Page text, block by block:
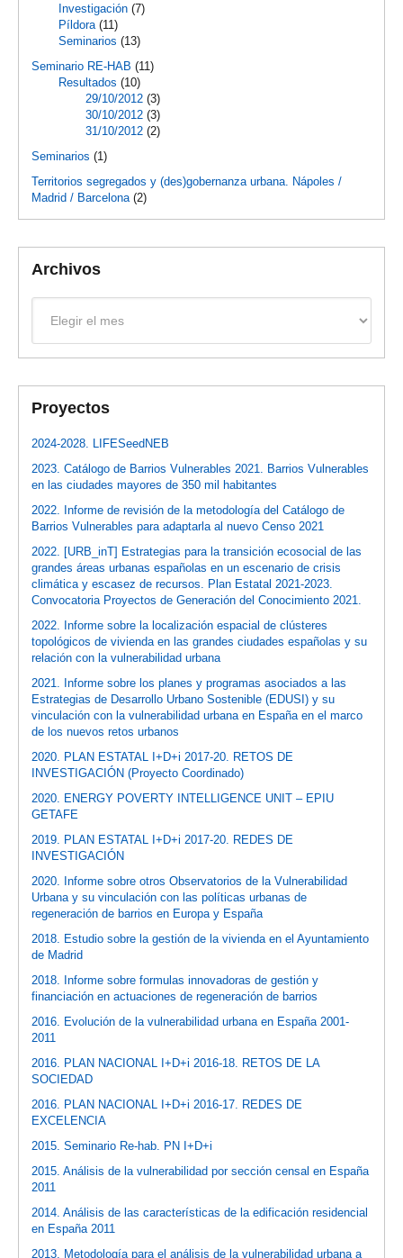
Investigación (7)
Píldora (11)
Seminarios (13)
Seminario RE-HAB (11)
Resultados (10)
29/10/2012 (3)
30/10/2012 (3)
31/10/2012 (2)
Seminarios (1)
Territorios segregados y (des)gobernanza urbana. Nápoles /
Madrid / Barcelona (2)
Archivos
Proyectos
2024-2028. LIFESeedNEB
2023. Catálogo de Barrios Vulnerables 2021. Barrios Vulnerables
en las ciudades mayores de 350 mil habitantes
2022. Informe de revisión de la metodología del Catálogo de
Barrios Vulnerables para adaptarla al nuevo Censo 2021
2022. [URB_inT] Estrategias para la transición ecosocial de las
grandes áreas urbanas españolas en un escenario de crisis
climática y escasez de recursos. Plan Estatal 2021-2023.
Convocatoria Proyectos de Generación del Conocimiento 2021.
2022. Informe sobre la localización espacial de clústeres
topológicos de vivienda en las grandes ciudades españolas y su
relación con la vulnerabilidad urbana
2021. Informe sobre los planes y programas asociados a las
Estrategias de Desarrollo Urbano Sostenible (EDUSI) y su
vinculación con la vulnerabilidad urbana en España en el marco
de los nuevos retos urbanos
2020. PLAN ESTATAL I+D+i 2017-20. RETOS DE
INVESTIGACIÓN (Proyecto Coordinado)
2020. ENERGY POVERTY INTELLIGENCE UNIT – EPIU
GETAFE
2019. PLAN ESTATAL I+D+i 2017-20. REDES DE
INVESTIGACIÓN
2020. Informe sobre otros Observatorios de la Vulnerabilidad
Urbana y su vinculación con las políticas urbanas de
regeneración de barrios en Europa y España
2018. Estudio sobre la gestión de la vivienda en el Ayuntamiento
de Madrid
2018. Informe sobre formulas innovadoras de gestión y
financiación en actuaciones de regeneración de barrios
2016. Evolución de la vulnerabilidad urbana en España 2001-
2011
2016. PLAN NACIONAL I+D+i 2016-18. RETOS DE LA
SOCIEDAD
2016. PLAN NACIONAL I+D+i 2016-17. REDES DE
EXCELENCIA
2015. Seminario Re-hab. PN I+D+i
2015. Análisis de la vulnerabilidad por sección censal en España
2011
2014. Análisis de las características de la edificación residencial
en España 2011
2013. Metodología para el análisis de la vulnerabilidad urbana a